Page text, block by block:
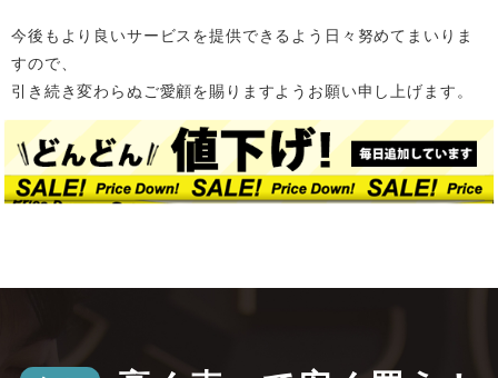
今後もより良いサービスを提供できるよう日々努めてまいりま
すので、
引き続き変わらぬご愛顧を賜りますようお願い申し上げます。